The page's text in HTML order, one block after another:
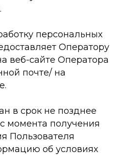
персональных
Оператору
веб-сайте Оператора
почте/ на
в срок не позднее
момента получения
Пользователя
об условиях